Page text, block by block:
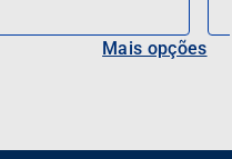
Mais opções